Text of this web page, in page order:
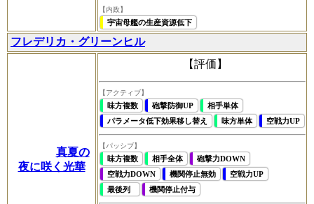
【内政】
宇宙母艦の生産資源低下
フレデリカ・グリーンヒル
真夏の
夜に咲く光華
【評価】
【アクティブ】
味方複数 砲撃防御UP
相手単体
パラメータ低下効果移し替え
味方単体 空戦力UP
【パッシブ】
味方複数 相手全体
砲撃力DOWN
空戦力DOWN
機関停止無効
空戦力UP
最後列
機関停止付与